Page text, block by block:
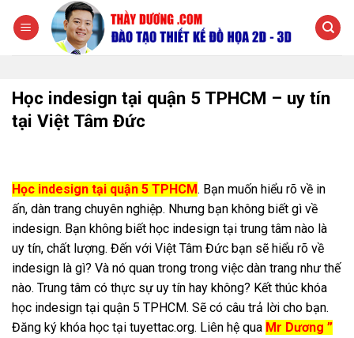
đến
Học indesign tại quận 5 TPHCM – uy tín
tại Việt Tâm Đức
Học indesign tại quận 5 TPHCM. Bạn muốn hiểu rõ về in
ấn, dàn trang chuyên nghiệp. Nhưng bạn không biết gì về
indesign. Bạn không biết học indesign tại trung tâm nào là
uy tín, chất lượng. Đến với Việt Tâm Đức bạn sẽ hiểu rõ về
indesign là gì? Và nó quan trong trong việc dàn trang như thế
nào. Trung tâm có thực sự uy tín hay không? Kết thúc khóa
học indesign tại quận 5 TPHCM. Sẽ có câu trả lời cho bạn.
Đăng ký khóa học tại tuyettac.org. Liên hệ qua Mr Dương ”